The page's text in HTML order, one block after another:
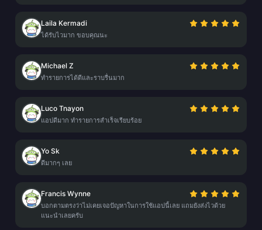
Laila Kermadi
ได้รับไวมาก ขอบคุณนะ
Michael Z
ทำรายการได้ดีและราบรื่นมาก
Luco Tnayon
แอปดีมาก ทำรายการสำเร็จเรียบร้อย
Yo Sk
ดีมากๆ เลย
Francis Wynne
บอกตามตรงว่าไม่เคยเจอปัญหาในการใช้แอปนี้เลย แถมยังส่งไวด้วย
แนะนำเลยครับ